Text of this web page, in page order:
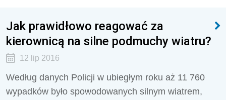
Jak prawidłowo reagować za
kierownicą na silne podmuchy wiatru?
12 lip 2016
Według danych Policji w ubiegłym roku aż 11 760
wypadków było spowodowanych silnym wiatrem,